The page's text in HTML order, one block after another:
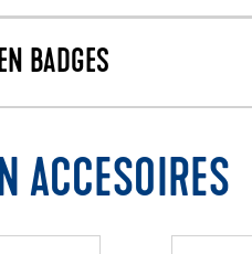
BADGES
ACCESOIRES